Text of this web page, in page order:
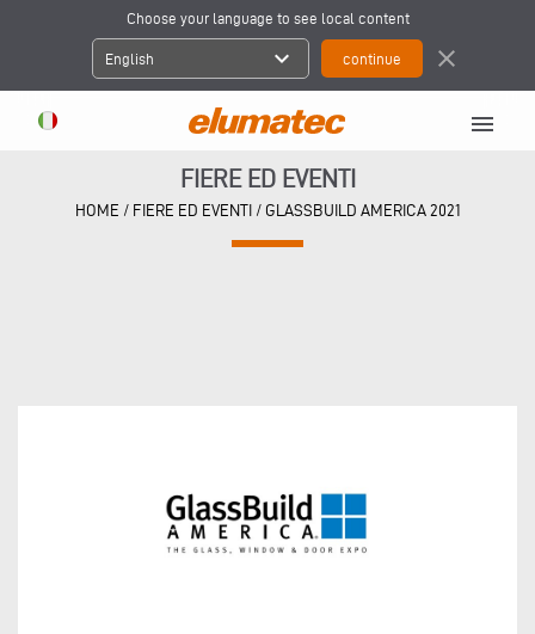
Choose your language to see local content
English expand_more close
menu
FIERE ED EVENTI
HOME / FIERE ED EVENTI / GLASSBUILD AMERICA 2021